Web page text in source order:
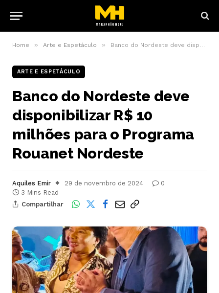
Home » Arte e Espetáculo » Banco do Nordeste deve disponibilizar R$ 10 milhões para o Programa Rouanet Nordeste
ARTE E ESPETÁCULO
Banco do Nordeste deve
disponibilizar R$ 10
milhões para o Programa
Rouanet Nordeste
Aquiles Emir 29 de novembro de 2024
0
3 Mins Read
Compartilhar